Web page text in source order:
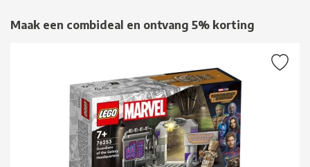
Maak een combideal en ontvang 5% korting